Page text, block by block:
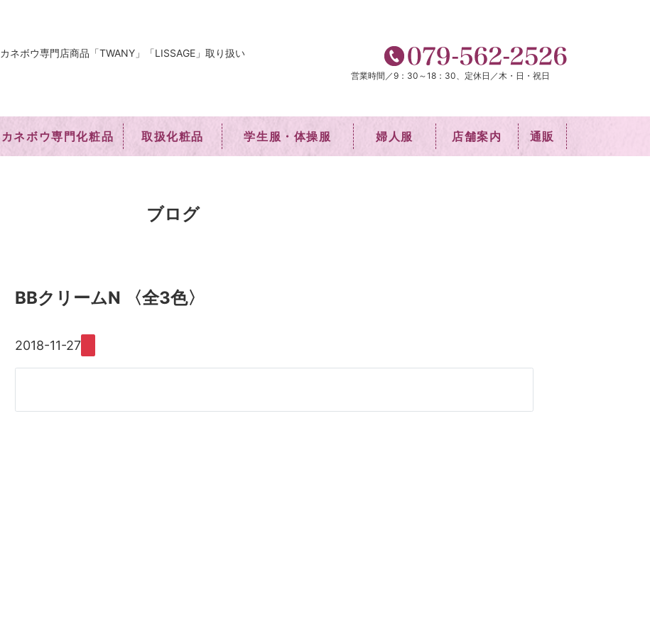
カネボウ専門店商品「TWANY」「LISSAGE」取り扱い
営業時間／9：30～18：30、定休日／木・日・祝日
カネボウ専門化粧品 取扱化粧品 学生服・体操服 婦人服 店舗案内 通販
ブログ
BBクリームN 〈全3色〉
2018-11-27